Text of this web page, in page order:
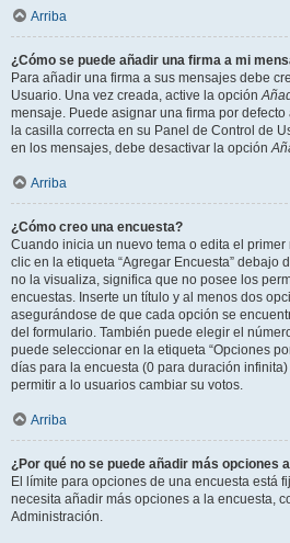
Arriba
¿Cómo se puede añadir una firma a mi
Para añadir una firma a sus mensajes debe
Usuario. Una vez creada, active la opción
mensaje. Puede asignar una firma por
la casilla correcta en su Panel de Control de
en los mensajes, debe desactivar la opción
Arriba
¿Cómo creo una encuesta?
Cuando inicia un nuevo tema o edita el
clic en la etiqueta “Agregar Encuesta” debajo
no la visualiza, significa que no posee los
encuestas. Inserte un título y al menos dos
asegurándose de que cada opción se
del formulario. También puede elegir el
puede seleccionar en la etiqueta “Opciones
días para la encuesta (0 para duración
permitir a lo usuarios cambiar su votos.
Arriba
¿Por qué no se puede añadir más opciones
El límite para opciones de una encuesta está
necesita añadir más opciones a la encuesta,
Administración.